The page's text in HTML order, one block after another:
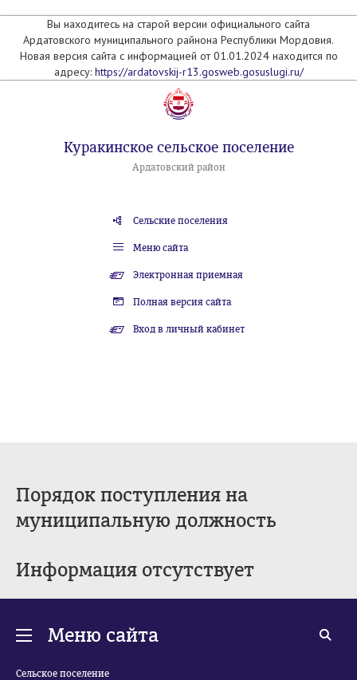
Вы находитесь на старой версии официального сайта
Ардатовского муниципального райнона Республики Мордовия.
Новая версия сайта с информацией от 01.01.2024 находится по
адресу: https://ardatovskij-r13.gosweb.gosuslugi.ru/
Куракинское сельское поселение
Ардатовский район
Сельские поселения
Меню сайта
Электронная приемная
Полная версия сайта
Вход в личный кабинет
Порядок поступления на
муниципальную должность
Информация отсутствует
Меню сайта
Сельское поселение